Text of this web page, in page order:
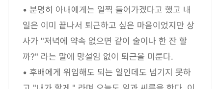
• 분명히 아내에게는 일찍 들어가겠다고 했고 내
일은 이미 끝나서 퇴근하고 싶은 마음이었지만 상
사가 "저녁에 약속 없으면 같이 술이나 한 잔 할
까?" 라는 말에 망설임 없이 퇴근을 미룬다.
• 후배에게 위임해도 되는 일인데도 넘기지 못하